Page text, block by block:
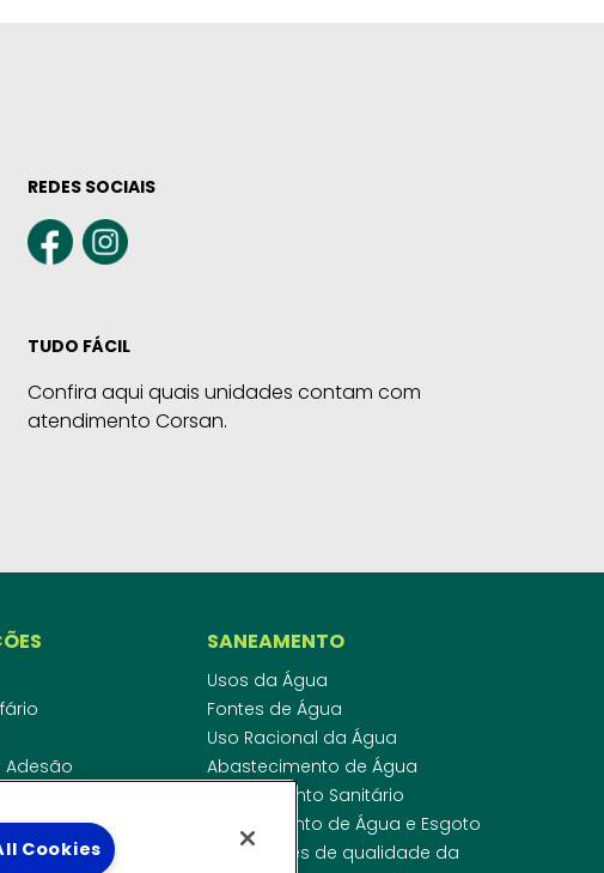
REDES SOCIAIS
TUDO FÁCIL
Confira aqui quais unidades contam com
atendimento Corsan.
Disponibilidade
SANEAMENTO
Usos da Água
Fontes de Água
Uso Racional da Água
Abastecimento de Água
Esgotamento Sanitário
Regulamento de Água e Esgoto
Indicadores de qualidade da
Cookies